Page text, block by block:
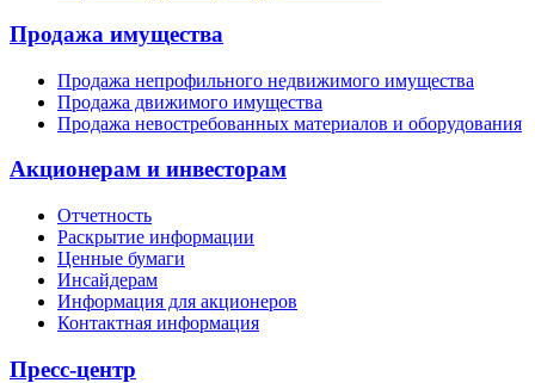
Продажа имущества
Продажа непрофильного недвижимого имущества
Продажа движимого имущества
Продажа невостребованных материалов и оборудования
Акционерам и инвесторам
Отчетность
Раскрытие информации
Ценные бумаги
Инсайдерам
Информация для акционеров
Контактная информация
Пресс-центр